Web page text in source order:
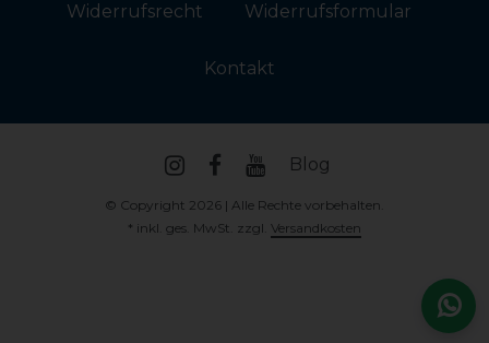
Widerrufs­recht Widerrufs­formular
Kontakt
Blog
© Copyright 2026 | Alle Rechte vorbehalten.
* inkl. ges. MwSt. zzgl. Versandkosten